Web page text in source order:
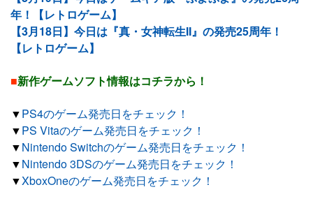
年！【レトロゲーム】
【3月18日】今日は『真・女神転生II』の発売25周年！
【レトロゲーム】
■新作ゲームソフト情報はコチラから！
▼PS4のゲーム発売日をチェック！
▼PS Vitaのゲーム発売日をチェック！
▼Nintendo Switchのゲーム発売日をチェック！
▼Nintendo 3DSのゲーム発売日をチェック！
▼XboxOneのゲーム発売日をチェック！